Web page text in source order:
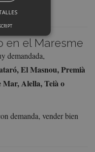
en el Maresme
demandada,
El Masnou, Premià
Mar, Alella, Teià o
demanda, vender bien